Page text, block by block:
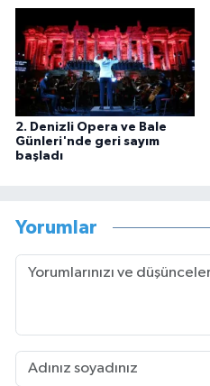
2. Denizli Opera ve Bale
Günleri'nde geri sayım
başladı
Yorumlar